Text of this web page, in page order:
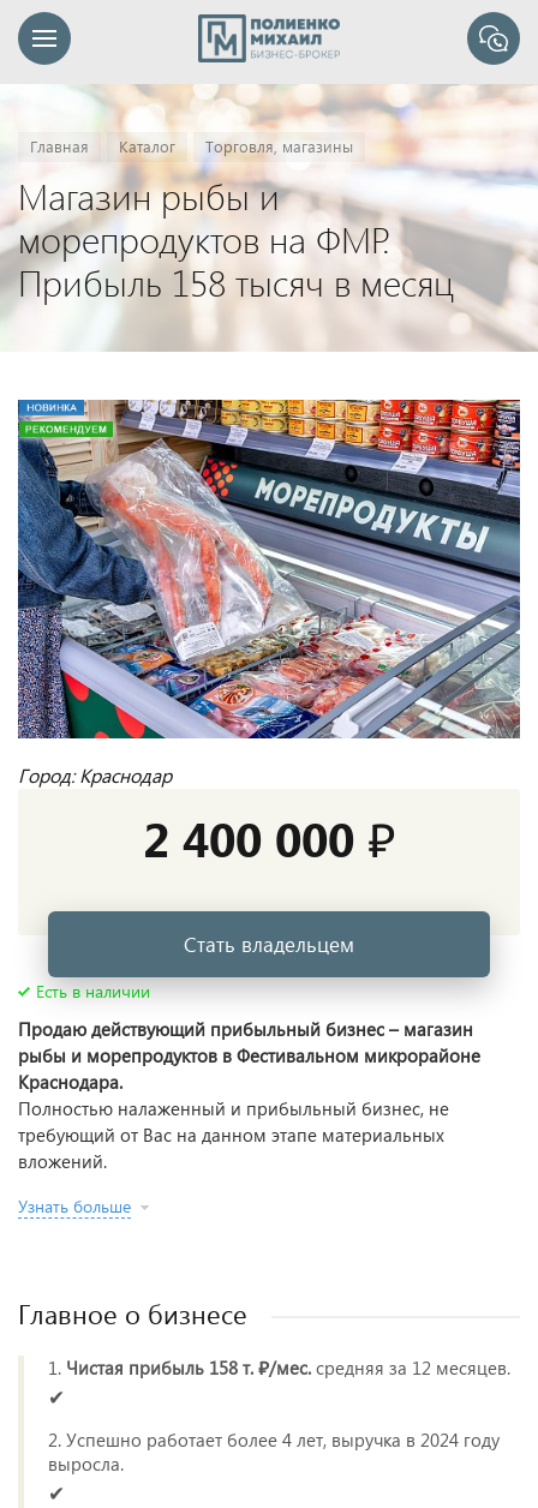
Главная Каталог Торговля, магазины
Магазин рыбы и
морепродуктов на ФМР.
Прибыль 158 тысяч в месяц
Город: Краснодар
Есть в наличии
Продаю действующий прибыльный бизнес – магазин
рыбы и морепродуктов в Фестивальном микрорайоне
Краснодара.
Полностью налаженный и прибыльный бизнес, не
требующий от Вас на данном этапе материальных
вложений.
Узнать больше
2 400 000 ₽
Стать владельцем
Главное о бизнесе
1. Чистая прибыль 158 т. ₽/мес. средняя за 12 месяцев.
✔
2. Успешно работает более 4 лет, выручка в 2024 году
выросла.
✔